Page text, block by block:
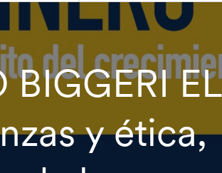
BIGGERI EL
y ética,